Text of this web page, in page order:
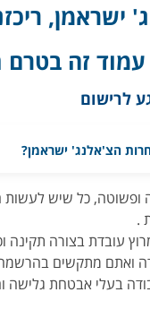
ישראמן,
עמוד זה
לרישום
הצ'אלנג' ישראמן?
כל שיש לעשות
.
עובדת בצורה תקינה
ואתם מתקשים
בעלי אבטחת גלישה